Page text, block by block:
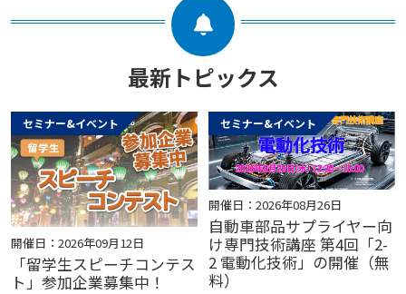
最新トピックス
セミナー&イベント
開催日：2026年09月12日
「留学生スピーチコンテス
ト」参加企業募集中！
セミナー&イベント
開催日：2026年08月26日
自動車部品サプライヤー向
け専門技術講座 第4回「2-
2 電動化技術」の開催（無
料）